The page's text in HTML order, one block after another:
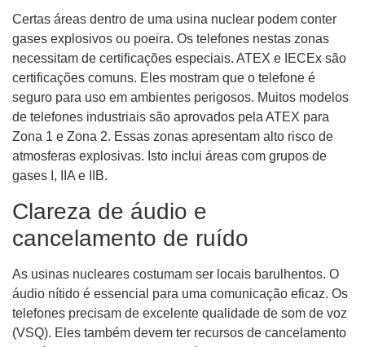
Certas áreas dentro de uma usina nuclear podem conter
gases explosivos ou poeira. Os telefones nestas zonas
necessitam de certificações especiais. ATEX e IECEx são
certificações comuns. Eles mostram que o telefone é
seguro para uso em ambientes perigosos. Muitos modelos
de telefones industriais são aprovados pela ATEX para
Zona 1 e Zona 2. Essas zonas apresentam alto risco de
atmosferas explosivas. Isto inclui áreas com grupos de
gases I, IIA e IIB.
Clareza de áudio e
cancelamento de ruído
As usinas nucleares costumam ser locais barulhentos. O
áudio nítido é essencial para uma comunicação eficaz. Os
telefones precisam de excelente qualidade de som de voz
(VSQ). Eles também devem ter recursos de cancelamento